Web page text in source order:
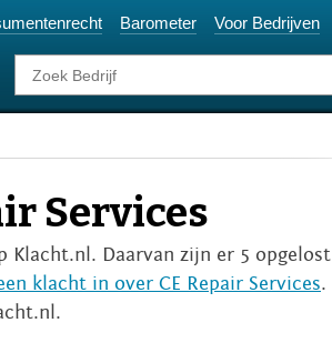
Barometer Voor Bedrijven
Services
Klacht.nl. Daarvan zijn er 5 opgelost
klacht in over CE Repair Services.